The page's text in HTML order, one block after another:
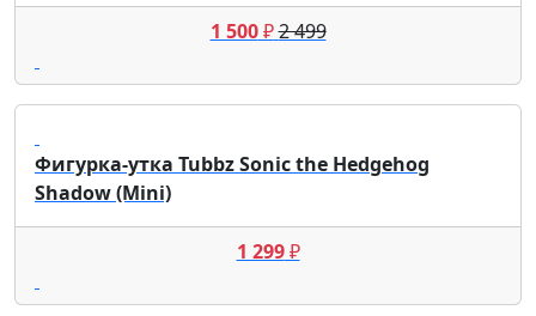
1 500₽2 499
Фигурка-утка Tubbz Sonic the Hedgehog
Shadow (Mini)
1 299₽